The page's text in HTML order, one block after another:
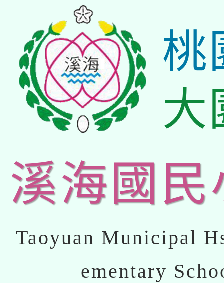
桃
大
溪海國民
Taoyuan Municipal
ementary